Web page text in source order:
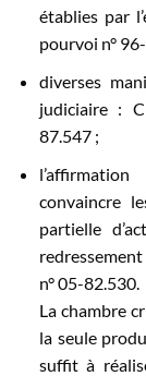
établies par
pourvoi n°
diverses
judiciaire :
87.547 ;
convaincre
partielle
n° 05-82.530.
La chambre
la seule
suffit à